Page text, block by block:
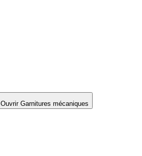
Ouvrir Garnitures mécaniques